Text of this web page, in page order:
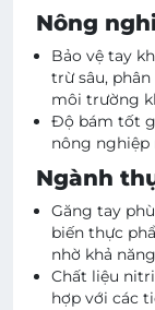
Nông
Bảo vệ tay
trừ sâu,
môi trường
Độ bám tốt
nông nghiệp
Ngành
Găng tay
biến thực
nhờ khả
Chất liệu
hợp với các